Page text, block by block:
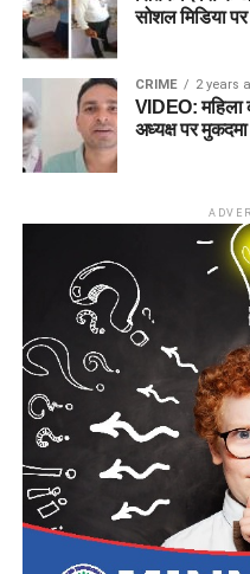
सोशल मिडिया
CRIME 2 years
VIDEO: महिला
अध्यक्ष पर